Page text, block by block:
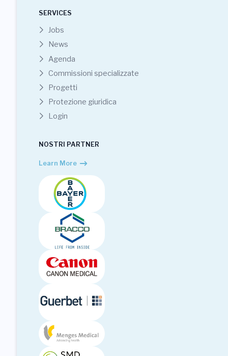
SERVICES
Jobs
News
Agenda
Commissioni specializzate
Progetti
Protezione giuridica
Login
NOSTRI PARTNER
Learn More